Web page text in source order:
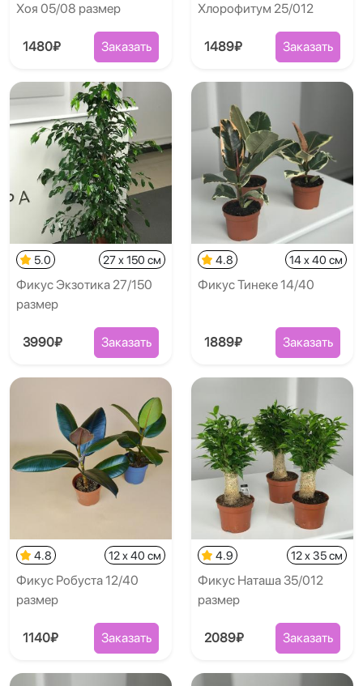
Хоя 05/08 размер
1480₽ Заказать
Хлорофитум 25/012
1489₽ Заказать
5.0 27 x 150 см
Фикус Экзотика 27/150
размер
3990₽ Заказать
4.8 14 x 40 см
Фикус Тинеке 14/40
1889₽ Заказать
4.8 12 x 40 см
Фикус Робуста 12/40
размер
1140₽ Заказать
4.9 12 x 35 см
Фикус Наташа 35/012
размер
2089₽ Заказать